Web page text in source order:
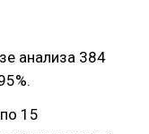
анализа 384
15